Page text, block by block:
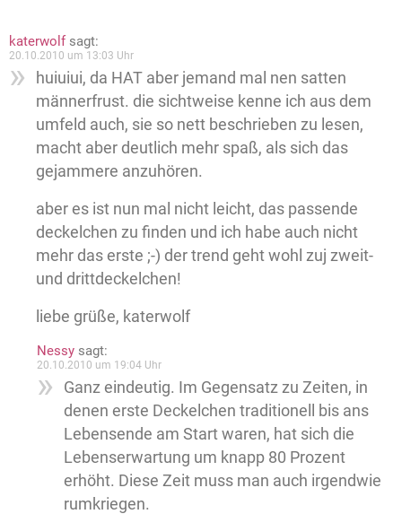
katerwolf sagt:
20.10.2010 um 13:03 Uhr
huiuiui, da HAT aber jemand mal nen satten
männerfrust. die sichtweise kenne ich aus dem
umfeld auch, sie so nett beschrieben zu lesen,
macht aber deutlich mehr spaß, als sich das
gejammere anzuhören.
aber es ist nun mal nicht leicht, das passende
deckelchen zu finden und ich habe auch nicht
mehr das erste ;-) der trend geht wohl zuj zweit-
und drittdeckelchen!
liebe grüße, katerwolf
Nessy sagt:
20.10.2010 um 19:04 Uhr
Ganz eindeutig. Im Gegensatz zu Zeiten, in
denen erste Deckelchen traditionell bis ans
Lebensende am Start waren, hat sich die
Lebenserwartung um knapp 80 Prozent
erhöht. Diese Zeit muss man auch irgendwie
rumkriegen.